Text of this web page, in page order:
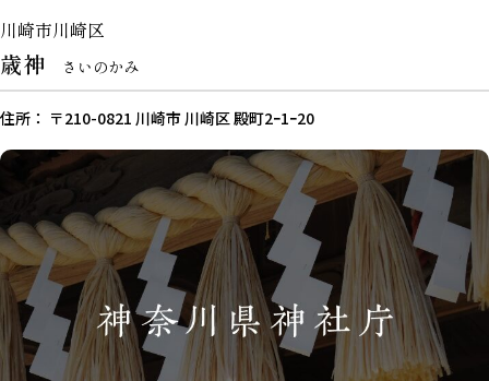
川崎市川崎区
歳神 さいのかみ
住所： 〒210-0821 川崎市 川崎区 殿町2ｰ1ｰ20